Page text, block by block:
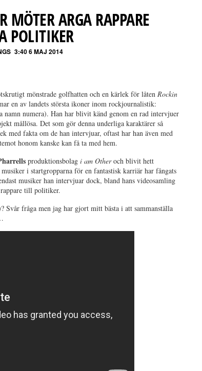
ARGA RAPPARE
POLITIKER
3:40 6 MAJ 2014
mönstrade golfhatten och en kärlek för låtenRockin
en av landets största ikoner inom rockjournalistik:
namn numera). Han har blivit känd genom en rad intervjuer
mållösa. Det som gör denna underliga karaktärer så
med fakta om de han intervjuar, oftast har han även med
honom kanske kan få ta med hem.
produktionsbolagi am Otheroch blivit hett
i startgropparna för en fantastisk karriär har fångats
musiker han intervjuar dock, bland hans videosamling
till politiker.
Svår fråga men jag har gjort mitt bästa i att sammanställa